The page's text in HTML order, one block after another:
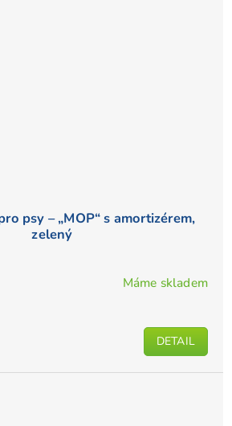
psy – „MOP“ s amortizérem,
zelený
Máme skladem
DETAIL